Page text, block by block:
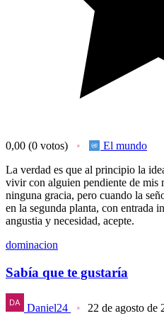
0,00 (0 votos)
El mundo
La verdad es que al principio la
vivir con alguien pendiente de mis
ninguna gracia, pero cuando la
en la segunda planta, con entrada
angustia y necesidad, acepte.
dominacion
Sabía que te gustaría
Daniel24 22 de agosto de